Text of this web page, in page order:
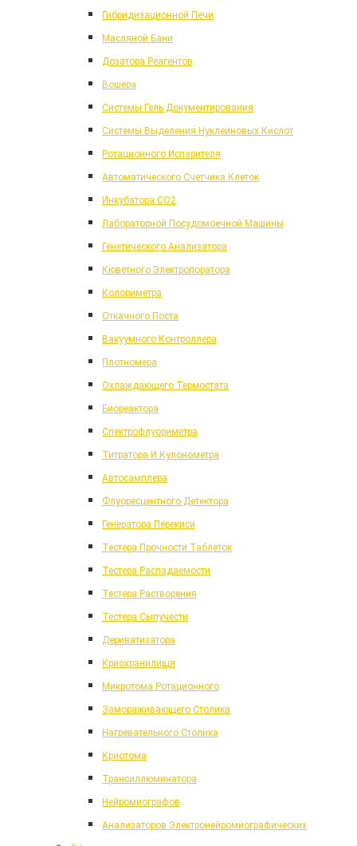
Гибридизационной Печи
Масляной Бани
Дозатора Реагентов
Вошера
Системы Гель Документирования
Системы Выделения Нуклеиновых Кислот
Ротационного Испарителя
Автоматического Счетчика Клеток
Инкубатора CO2
Лабораторной Посудомоечной Машины
Генетического Анализатора
Кюветного Электропоратора
Колориметра
Откачного Поста
Вакуумного Контроллера
Плотномера
Охлаждающего Термостата
Биореактора
Спектрофлуориметра
Титратора И Кулонометра
Автосамплера
Флуоресцентного Детектора
Генератора Перекиси
Тестера Прочности Таблеток
Тестера Распадаемости
Тестера Растворения
Тестера Сыпучести
Дериватизатора
Криохранилищя
Микротома Ротационного
Замораживающего Столика
Нагревательного Столика
Криотома
Трансиллюминатора
Нейромиографов
Анализаторов Электронейромиографических